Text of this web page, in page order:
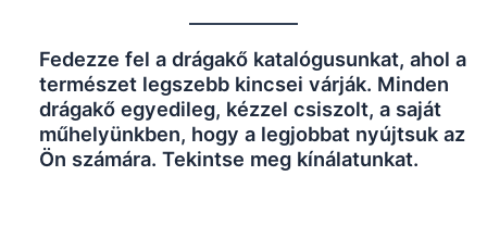
Fedezze fel a drágakő katalógusunkat, ahol a
természet legszebb kincsei várják. Minden
drágakő egyedileg, kézzel csiszolt, a saját
műhelyünkben, hogy a legjobbat nyújtsuk az
Ön számára. Tekintse meg kínálatunkat.